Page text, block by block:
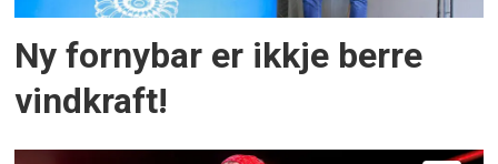
Ny fornybar er ikkje berre
vindkraft!